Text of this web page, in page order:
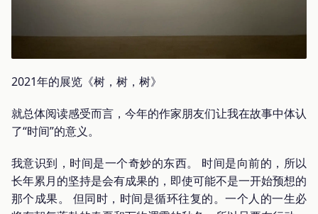
2021年的展览《树，树，树》
就总体阅读感受而言，今年的作家朋友们让我在故事中体认
了“时间”的意义。
我意识到，时间是一个奇妙的东西。 时间是向前的，所以
长年累月的坚持是会有成果的，即使可能不是一开始预想的
那个成果。 但同时，时间是循环往复的。一个人的一生必